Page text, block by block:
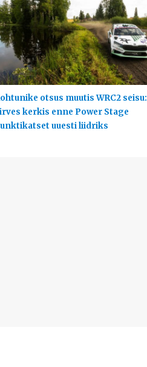
otsus muutis WRC2 seisu:
kerkis enne Power Stage
uuesti liidriks